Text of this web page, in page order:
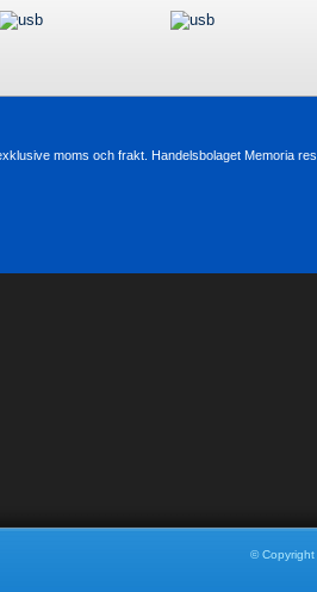
moms och frakt. Handelsbolaget Memoria
© Copyright